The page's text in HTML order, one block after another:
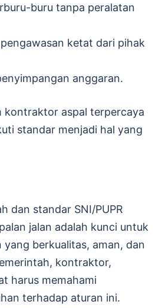
buru tanpa peralatan
ketat dari pihak
anggaran.
kontraktor aspal terpercaya
standar menjadi hal yang
dan standar SNI/PUPR
jalan adalah kunci untuk
yang berkualitas, aman, dan
kontraktor,
harus memahami
terhadap aturan ini.